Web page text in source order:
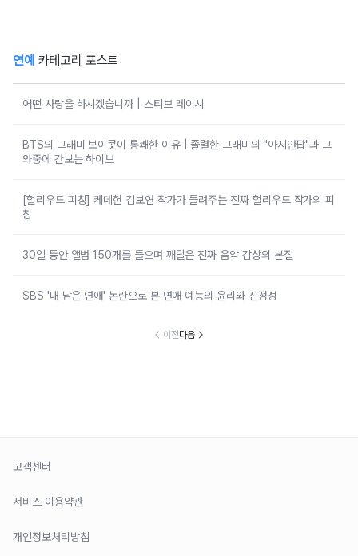
연예 카테고리 포스트
어떤 사랑을 하시겠습니까 | 스티브 레이시
BTS의 그래미 보이콧이 통쾌한 이유 | 졸렬한 그래미의 "아시안팝"과 그
와중에 간보는 하이브
[헐리우드 피칭] 케데헌 김보연 작가가 들려주는 진짜 헐리우드 작가의 피
칭
30일 동안 앨범 150개를 들으며 깨달은 진짜 음악 감상의 본질
SBS '내 남은 연애' 논란으로 본 연애 예능의 윤리와 진정성
이전다음
고객센터
서비스 이용약관
개인정보처리방침